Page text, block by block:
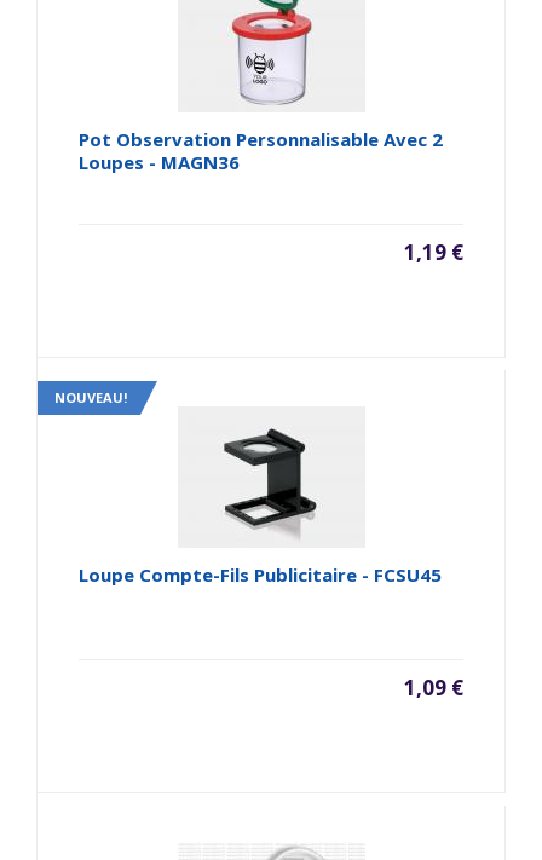
Pot Observation Personnalisable Avec 2
Loupes - MAGN36
1,19 €
NOUVEAU!
Loupe Compte-Fils Publicitaire - FCSU45
1,09 €